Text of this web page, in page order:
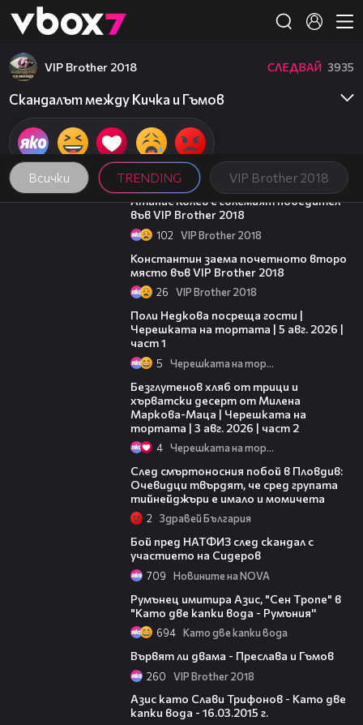
👾
Всички TRENDING VIP Brother 2018
VIP Brother 2018 СЛЕДВАЙ 3935
Скандалът между Кичка и Гъмов
06:03
Атанас Колев е големият победител
във VIP Brother 2018
102 VIP Brother 2018
Константин заема почетното второ
място във VIP Brother 2018
26 VIP Brother 2018
Поли Недкова посреща гости |
Черешката на тортата | 5 авг. 2026 |
част 1
5 Черешката на тортата
Безглутенов хляб от трици и
хърватски десерт от Милена
Маркова-Маца | Черешката на
тортата | 3 авг. 2026 | част 2
4 Черешката на тортата
След смъртоносния побой в Пловдив:
Очевидци твърдят, че сред групата
тийнейджъри е имало и момичета
2 Здравей България
Бой пред НАТФИЗ след скандал с
участието на Сидеров
709 Новините на NOVA
Румънец имитира Азис, "Сен Tропе" в
"Като две капки вода - Румъния''
694 Като две капки вода
Вървят ли двама - Преслава и Гъмов
260 VIP Brother 2018
Азис като Слави Трифонов - Като две
капки вода - 16.03.2015 г.